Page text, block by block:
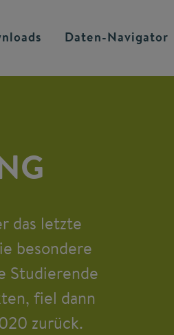
Daten-Navigator
das letzte
besondere
Studierende
fiel dann
zurück.